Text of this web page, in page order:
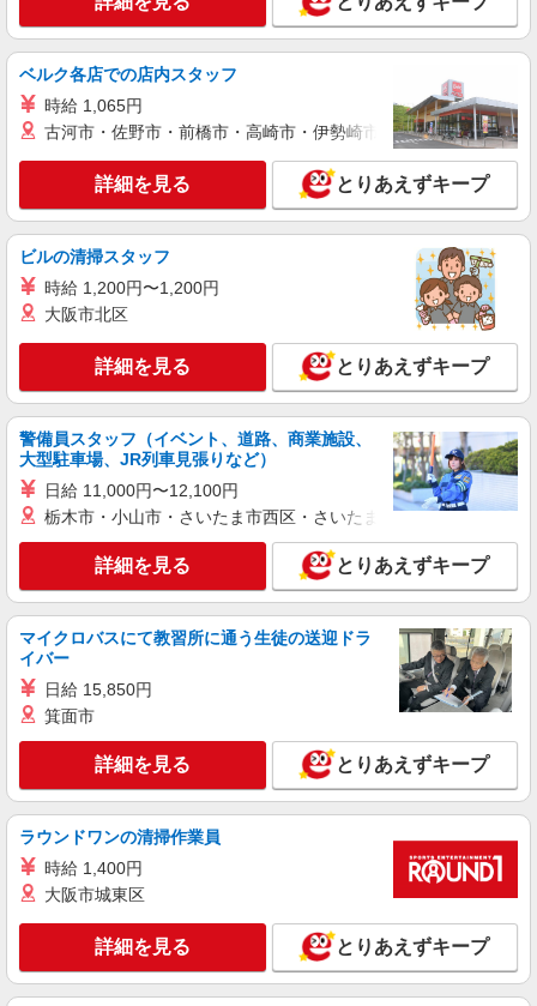
アルバイト パート
株式会社アスカ 東京支店（jb632465）
時給 1,226円 賞与あり 交通費あり／上限
30,000円/月
■マミーズエンジェル上池台第二保育園（認定
保育室） 東京都大田区上池台5166
キープ 詳細を見る
正社員
株式会社アスカ 東京支店（jb453637）
私立認可保育園の保育士
月給 281,000円 〜 296,000円 ※給与幅は経
験・能力により考慮 賞与あり 交通費あり／全額支
給 ※新卒の方は 月給241,500円〜 基本給：
213,500円〜 昇給年1回（4月） 住宅手当 交通費全
額支給 ※試用期間3ヶ月（条件変更なし） ※固定
残業代なし
■グローバルキッズ蒲田園（私立認可保育園）
東京都大田区西蒲田8丁目208アゼル3号館2F
キープ 詳細を見る
パート
株式会社アスカ 東京支店（jb632460）
認定保育室の保育士
時給 1,226円 賞与あり 交通費あり／上限
■マミーズエンジェル大森保育園（認定保育
キープ 詳細を見る
正社員
株式会社アスカ 東京支店（jb458391）
験・能力により考慮 賞与あり 交通費あり／全額支
給 経験を考慮して決定いたします！ 【一般保育士
（未経験〜）】 ・入職1年目 400万円〜 ・入職3年
目 442万円〜 ・入職5年目 470万円〜
■さんさん森の保育園下丸子（私立認可保育
園） 東京都大田区下丸子399栄ビル
ベルク各店での店内スタッフ
時給 1,065円
古河市・佐野市・前橋市・高崎市・伊勢崎市・太田市・館林市
詳細を見る とりあえずキープ
ビルの清掃スタッフ
時給 1,200円〜1,200円
大阪市北区
詳細を見る とりあえずキープ
警備員スタッフ（イベント、道路、商業施設、
大型駐車場、JR列車見張りなど）
日給 11,000円〜12,100円
栃木市・小山市・さいたま市西区・さいたま市岩槻区・久喜市・
詳細を見る とりあえずキープ
マイクロバスにて教習所に通う生徒の送迎ドラ
イバー
日給 15,850円
箕面市
詳細を見る とりあえずキープ
ラウンドワンの清掃作業員
時給 1,400円
大阪市城東区
詳細を見る とりあえずキープ